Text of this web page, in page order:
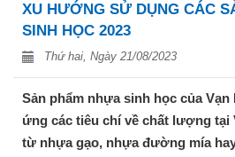
XU HƯỚNG SỬ DỤNG CÁC
SINH HỌC 2023
Thứ hai, Ngày 21/08/2023
Sản phẩm nhựa sinh học của
ứng các tiêu chí về chất lượng tại
từ nhựa gạo, nhựa đường mía